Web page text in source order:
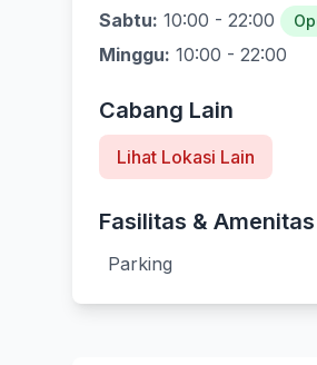
Sabtu: 10:00 - 22:00
Minggu: 10:00 - 22:00
Cabang Lain
Lihat Lokasi Lain
Fasilitas & Amenitas
Parking